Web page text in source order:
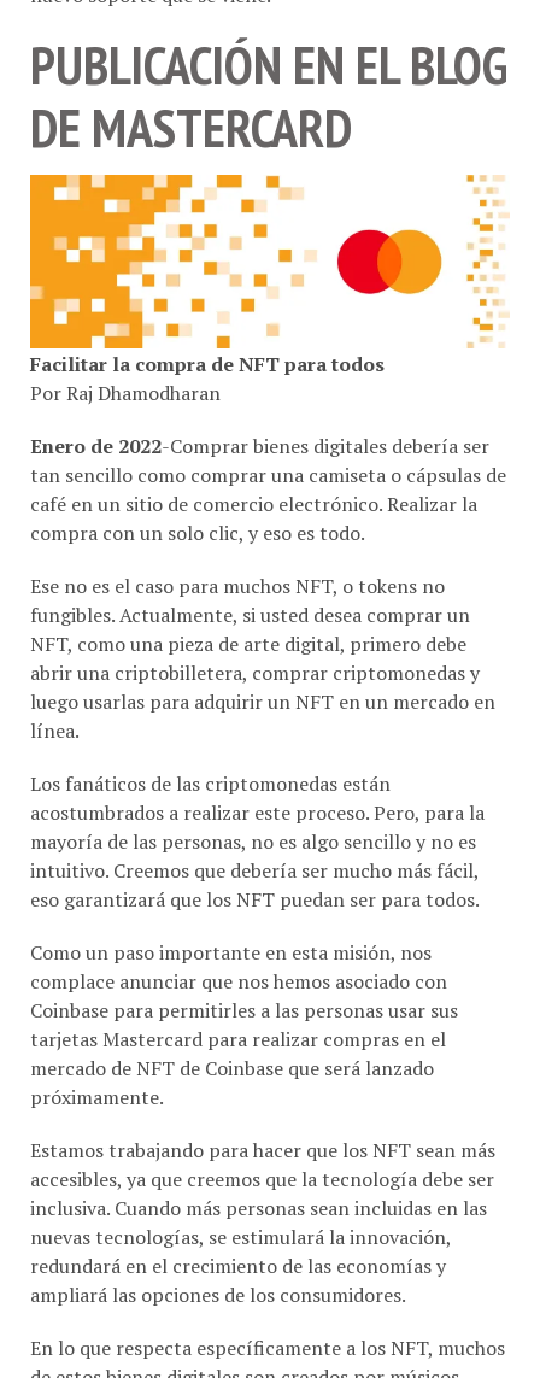
PUBLICACIÓN EN EL BLOG
DE MASTERCARD
Facilitar la compra de NFT para todos
Por Raj Dhamodharan
tan sencillo como comprar una camiseta o cápsulas de
café en un sitio de comercio electrónico. Realizar la
compra con un solo clic, y eso es todo.
fungibles. Actualmente, si usted desea comprar un
NFT, como una pieza de arte digital, primero debe
abrir una criptobilletera, comprar criptomonedas y
luego usarlas para adquirir un NFT en un mercado en
línea.
acostumbrados a realizar este proceso. Pero, para la
mayoría de las personas, no es algo sencillo y no es
intuitivo. Creemos que debería ser mucho más fácil,
eso garantizará que los NFT puedan ser para todos.
complace anunciar que nos hemos asociado con
Coinbase para permitirles a las personas usar sus
tarjetas Mastercard para realizar compras en el
mercado de NFT de Coinbase que será lanzado
próximamente.
accesibles, ya que creemos que la tecnología debe ser
inclusiva. Cuando más personas sean incluidas en las
nuevas tecnologías, se estimulará la innovación,
redundará en el crecimiento de las economías y
ampliará las opciones de los consumidores.
de estos bienes digitales son creados por músicos,